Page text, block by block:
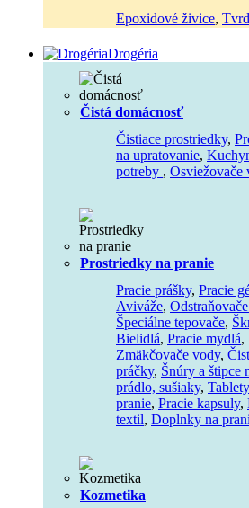
Epoxidové živice,
Drogéria
Čistá domácnosť
Čistiace prostriedky,
na upratovanie,
potreby , Osviežovače
Prostriedky na pranie
Pracie prášky, Pracie
Aviváže,
Špeciálne tepovače,
Bielidlá, Pracie mydlá,
Zmäkčovače vody,
práčky, Šnúry a štipce
prádlo, sušiaky,
pranie, Pracie kapsuly,
textil, Doplnky na
Kozmetika